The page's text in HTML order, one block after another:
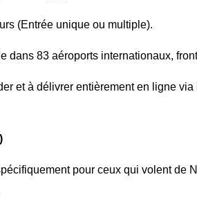
(Entrée unique ou multiple).
dans 83 aéroports internationaux,
et à délivrer entièrement en ligne
pour ceux qui volent de